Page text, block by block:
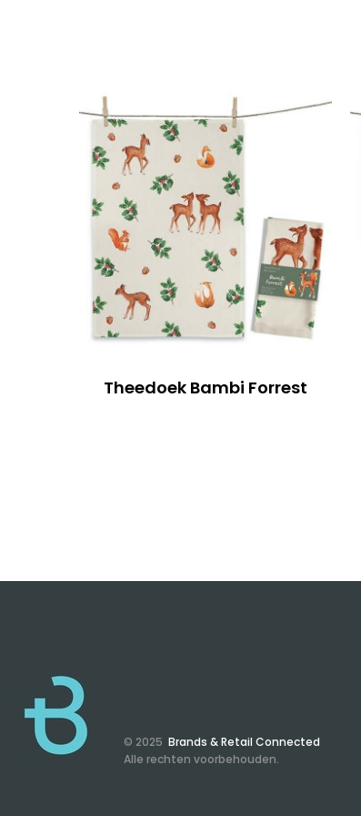
Theedoek Bambi Forrest
© 2025 Brands & Retail Connected
Alle rechten voorbehouden.